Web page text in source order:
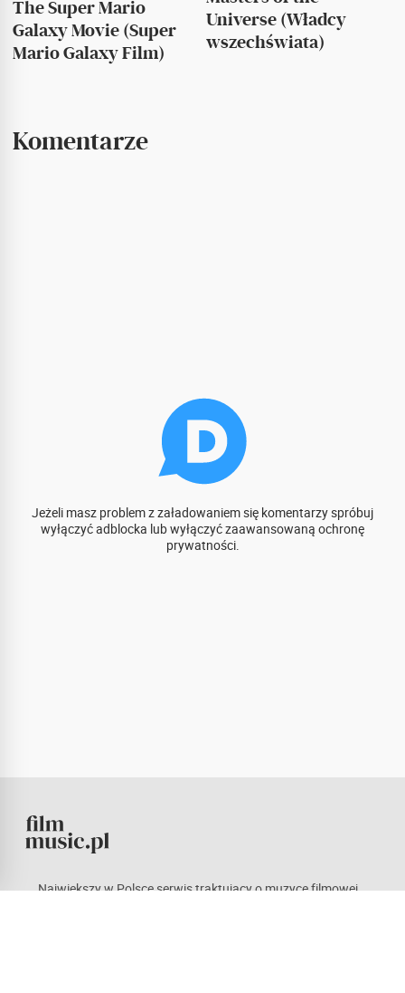
The Super Mario
Galaxy Movie (Super
Mario Galaxy Film)
Universe (Władcy
wszechświata)
Komentarze
Jeżeli masz problem z załadowaniem się komentarzy spróbuj
wyłączyć adblocka lub wyłączyć zaawansowaną ochronę
prywatności.
Największy w Polsce serwis traktujący o muzyce filmowej.